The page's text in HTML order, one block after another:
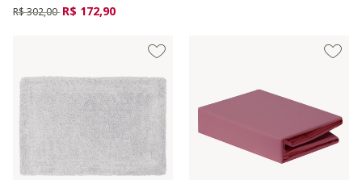
Preço reduzido de
R$ 302,00 para
R$ 172,90